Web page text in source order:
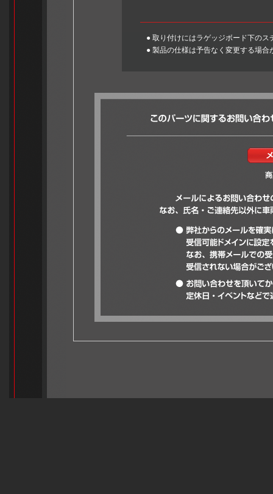
● 取り付けにはラゲッジボード下の
● 製品の仕様は予告なく変更する場合